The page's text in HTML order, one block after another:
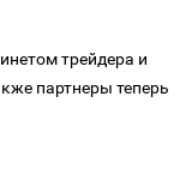
трейдера и
партнеры теперь